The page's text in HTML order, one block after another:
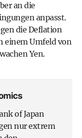
an die
anpasst.
die Deflation
einem Umfeld von
Yen.
of Japan
nur extrem